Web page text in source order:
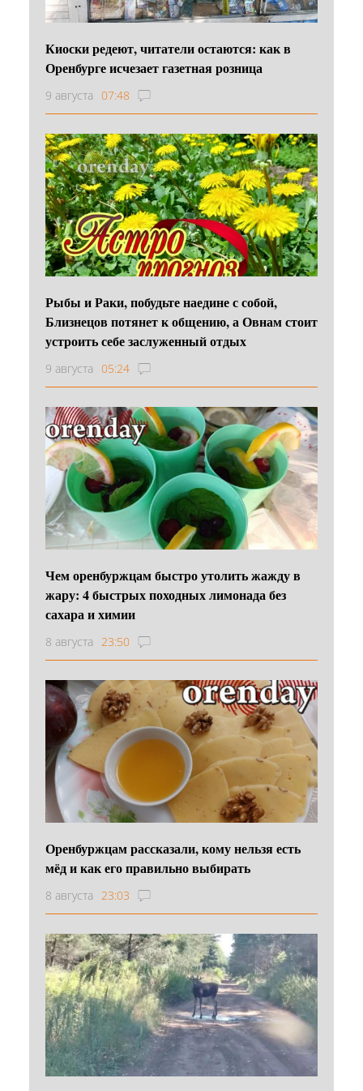
Киоски редеют, читатели остаются: как в
Оренбурге исчезает газетная розница
9 августа 07:48
Рыбы и Раки, побудьте наедине с собой,
Близнецов потянет к общению, а Овнам стоит
устроить себе заслуженный отдых
9 августа 05:24
Чем оренбуржцам быстро утолить жажду в
жару: 4 быстрых походных лимонада без
сахара и химии
8 августа 23:50
Оренбуржцам рассказали, кому нельзя есть
мёд и как его правильно выбирать
8 августа 23:03